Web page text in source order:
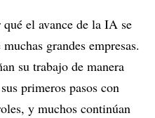
el avance de la IA se
grandes empresas.
su trabajo de manera
primeros pasos con
y muchos continúan